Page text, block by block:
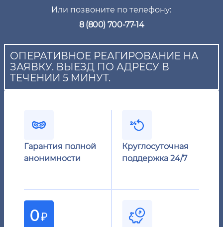
Или позвоните по телефону:
8 (800) 700-77-14
ОПЕРАТИВНОЕ РЕАГИРОВАНИЕ НА
ЗАЯВКУ. ВЫЕЗД ПО АДРЕСУ В
ТЕЧЕНИИ 5 МИНУТ.
Гарантия полной
анонимности
Круглосуточная
поддержка 24/7